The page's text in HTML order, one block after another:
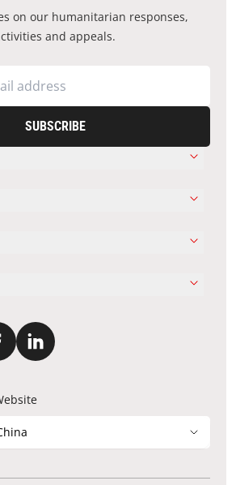
on our humanitarian responses,
and appeals.
SUBSCRIBE